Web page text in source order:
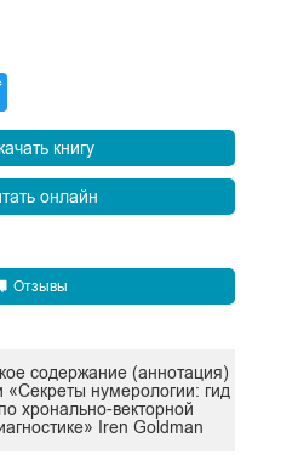
книгу
онлайн
Отзывы
содержание (аннотация)
«Секреты нумерологии: гид
по хронально-векторной
Iren Goldman